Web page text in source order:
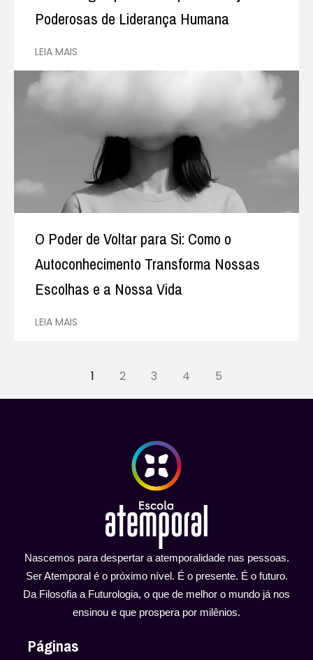
Poderosas de Liderança Humana
LEIA MAIS
O Poder de Voltar para Si: Como o
Autoconhecimento Transforma Nossas
Escolhas e a Nossa Vida
LEIA MAIS
1 2 3 4 5
Nascemos para despertar a atemporalidade nas pessoas.
Ser Atemporal é o próximo nível. É o presente. É o futuro.
Da Filosofia a Futurologia, o que de melhor o mundo já nos
ensinou e que prospera por milênios.
Páginas